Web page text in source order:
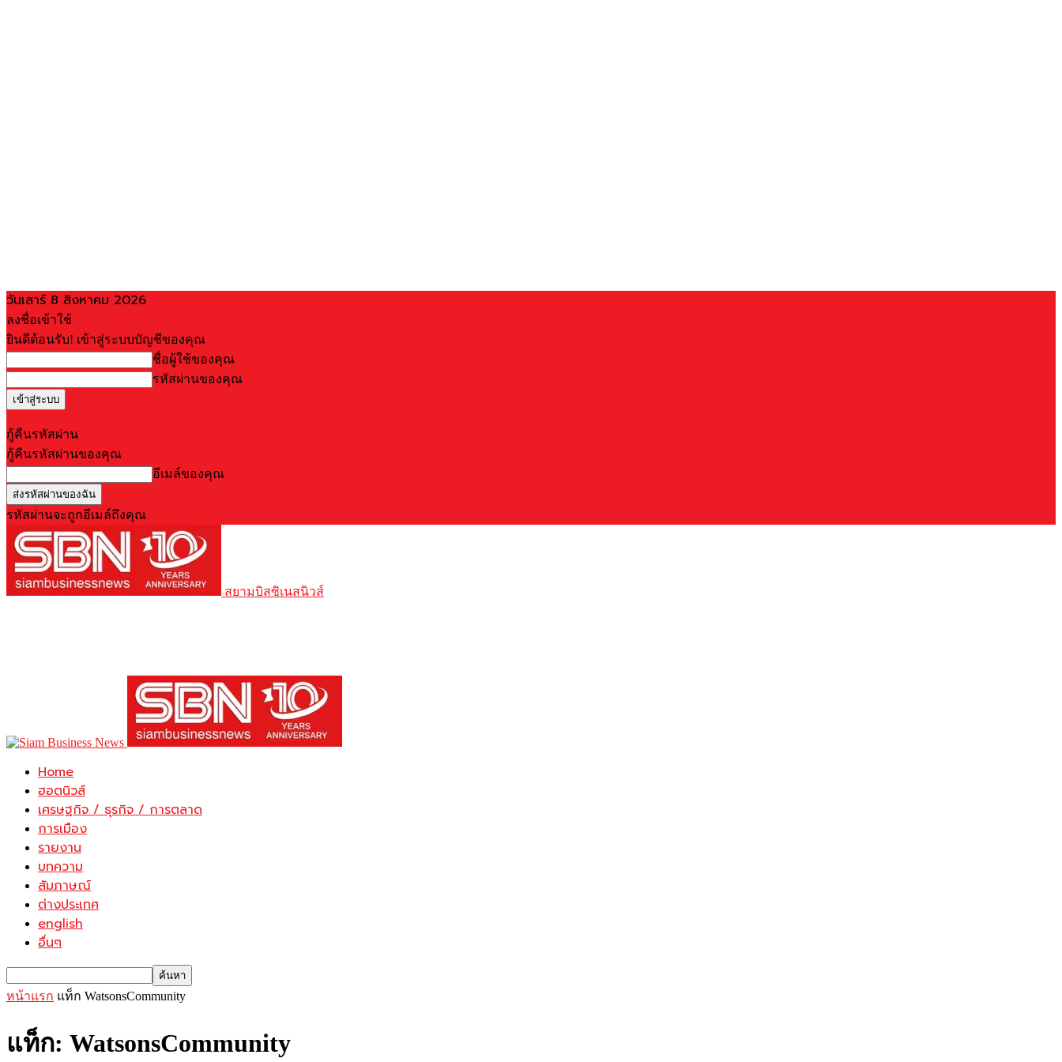
วันเสาร์ 8 สิงหาคม 2026
ลงชื่อเข้าใช้
ยินดีต้อนรับ! เข้าสู่ระบบบัญชีของคุณ
ชื่อผู้ใช้ของคุณ
รหัสผ่านของคุณ
กู้คืนรหัสผ่าน
กู้คืนรหัสผ่านของคุณ
อีเมล์ของคุณ
รหัสผ่านจะถูกอีเมล์ถึงคุณ
สยามบิสซิเนสนิวส์
Home
ฮอตนิวส์
เศรษฐกิจ / ธุรกิจ / การตลาด
การเมือง
รายงาน
บทความ
สัมภาษณ์
ต่างประเทศ
english
อื่นๆ
หน้าแรก แท็ก WatsonsCommunity
แท็ก: WatsonsCommunity